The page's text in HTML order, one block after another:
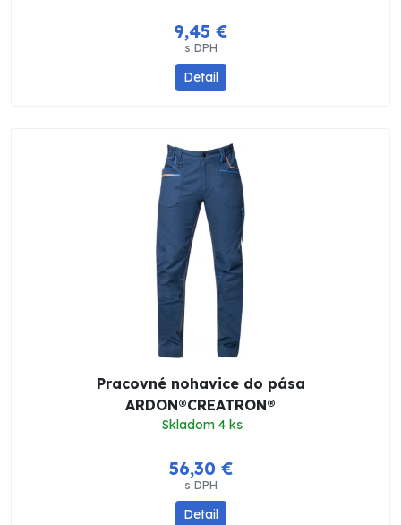
9,45 €
s DPH
Detail
Pracovné nohavice do pása
ARDON®CREATRON®
Skladom 4 ks
56,30 €
s DPH
Detail